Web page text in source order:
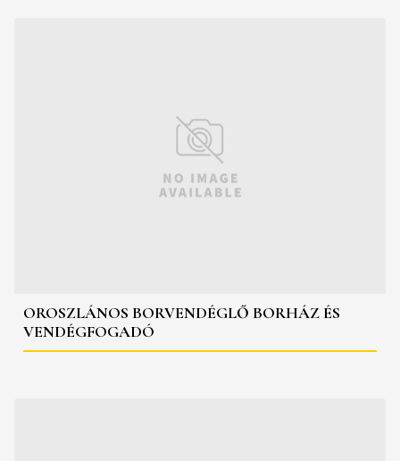
OROSZLÁNOS BORVENDÉGLŐ BORHÁZ ÉS
VENDÉGFOGADÓ